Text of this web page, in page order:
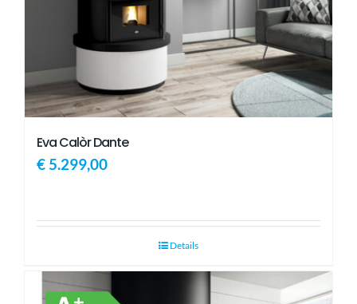
Eva Calòr Dante
€ 5.299,00
Details